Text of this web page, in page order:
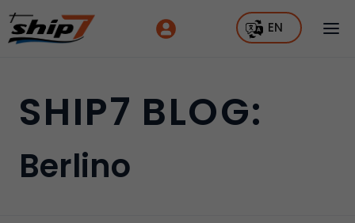
EN
SHIP7 BLOG:
Berlino